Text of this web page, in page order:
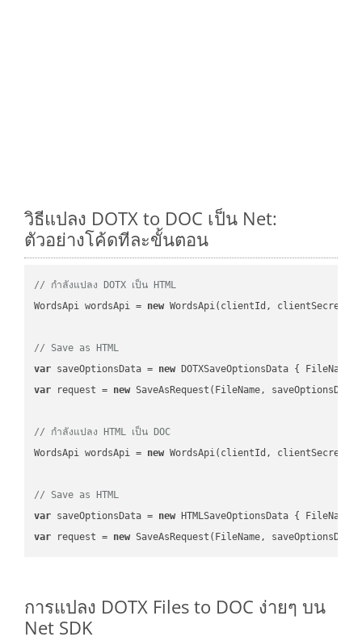
วิธีแปลง DOTX to DOC เป็น Net:
ตัวอย่างโค้ดทีละขั้นตอน
// กำลังแปลง DOTX เป็น HTML
WordsApi wordsApi = new WordsApi(clientId, clientSecret);
// Save as HTML
var saveOptionsData = new DOTXSaveOptionsData { FileName
var request = new SaveAsRequest(FileName,
// กำลังแปลง HTML เป็น DOC
WordsApi wordsApi = new WordsApi(clientId, clientSecret);
// Save as HTML
var saveOptionsData = new HTMLSaveOptionsData { FileName
var request = new
การแปลง DOTX Files to DOC ง่ายๆ บน
Net SDK